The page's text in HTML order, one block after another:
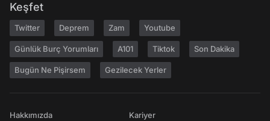
Keşfet
Twitter Deprem Zam Youtube
Günlük Burç Yorumları A101 Tiktok Son Dakika
Bugün Ne Pişirsem Gezilecek Yerler
Hakkımızda
Kariyer